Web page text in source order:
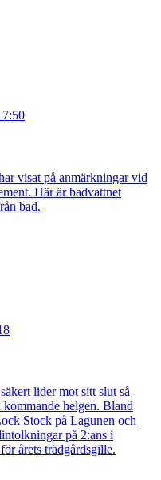
visat på anmärkningar vid
Här är badvattnet
bad.
lider mot sitt slut så
helgen. Bland
Stock på Lagunen och
på 2:ans i
årets trädgårdsgille.